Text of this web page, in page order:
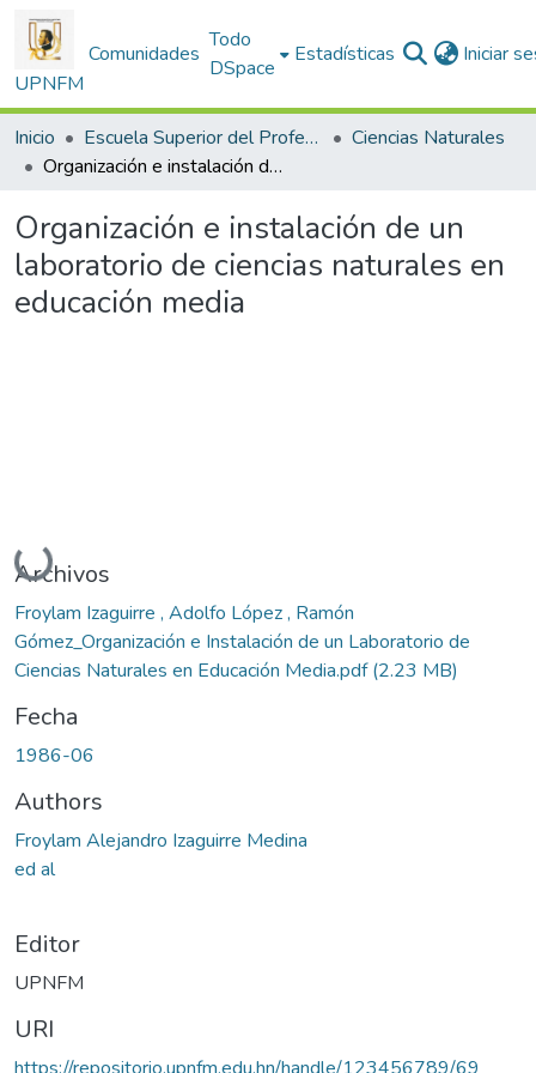
UPNFM
Comunidades
Todo
DSpace
Estadísticas Iniciar
Inicio Escuela Superior del Profesorado
Ciencias Naturales
Organización e instalación de un laboratorio de ciencias naturales en educación media
Organización e instalación de un
laboratorio de ciencias naturales en
educación media
Cargando...
Archivos
Froylam Izaguirre , Adolfo López , Ramón
Gómez_Organización e Instalación de un Laboratorio de
Ciencias Naturales en Educación Media.pdf(2.23 MB)
Fecha
1986-06
Authors
Froylam Alejandro Izaguirre Medina
ed al
Editor
UPNFM
URI